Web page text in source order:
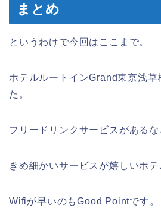
まとめ
というわけで今回はここまで。
ホテルルートインGrand東京浅草
た。
フリードリンクサービスがあるな
きめ細かいサービスが嬉しいホテ
Wifiが早いのもGood Pointです。